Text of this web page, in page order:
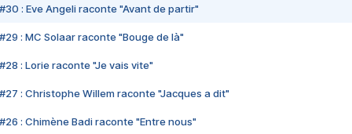
#30 : Eve Angeli raconte "Avant de partir"
#29 : MC Solaar raconte "Bouge de là"
#28 : Lorie raconte "Je vais vite"
#27 : Christophe Willem raconte "Jacques a dit"
#26 : Chimène Badi raconte "Entre nous"